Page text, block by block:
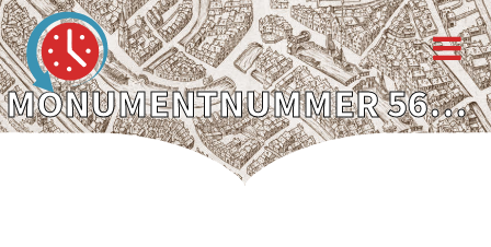
MONUMENTNUMMER 568 - KEIZERSTRAAT 80-82 EVEN